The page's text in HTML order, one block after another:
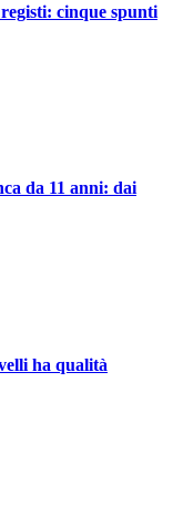
cinque spunti
da 11 anni: dai
ha qualità